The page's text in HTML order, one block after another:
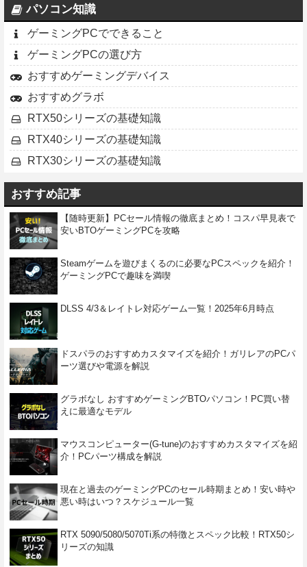
パソコン知識
ゲーミングPCでできること
ゲーミングPCの選び方
おすすめゲーミングデバイス
おすすめグラボ
RTX50シリーズの基礎知識
RTX40シリーズの基礎知識
RTX30シリーズの基礎知識
おすすめ記事
【随時更新】PCセール情報の徹底まとめ！コスパ早見表で
安いBTOゲーミングPCを攻略
Steamゲームを遊びまくるのに必要なPCスペックを紹介！
ゲーミングPCで趣味を満喫
DLSS 4/3＆レイトレ対応ゲーム一覧！2025年6月時点
ドスパラのおすすめカスタマイズを紹介！ガリレアのPCパ
ーツ選びや電源を解説
グラボなし おすすめゲーミングBTOパソコン！PC買い替
えに最適なモデル
マウスコンピューター(G-tune)のおすすめカスタマイズを紹
介！PCパーツ構成を解説
現在と過去のゲーミングPCのセール時期まとめ！安い時や
悪い時はいつ？スケジュール一覧
RTX 5090/5080/5070Ti系の特徴とスペック比較！RTX50シ
リーズの知識